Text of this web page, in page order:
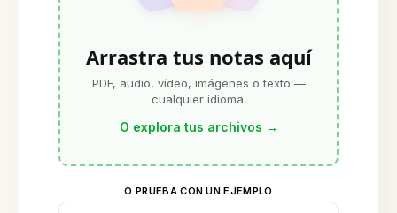
Arrastra tus notas aquí
PDF, audio, vídeo, imágenes o texto —
cualquier idioma.
O explora tus archivos →
O PRUEBA CON UN EJEMPLO